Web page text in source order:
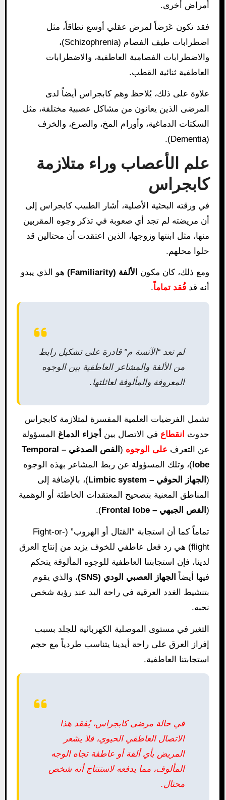
أمراض أخرى.
فقد تكون عَرَضاً لمرض عقلي أوسع نطاقاً، مثل
اضطرابات طيف الفصام (Schizophrenia)،
والاضطرابات الفصامية العاطفية، والاضطرابات
العاطفية ثنائية القطب.
علاوة على ذلك، يُلاحظ وهم كابجراس أيضاً لدى
المرضى الذين يعانون من مشاكل عصبية مختلفة، مثل
السكتات الدماغية، وأورام المخ، والصرع، والخرف
(Dementia).
علم الأعصاب وراء متلازمة
كابجراس
في ورقته البحثية الأصلية، أشار الطبيب كابجراس إلى
أن مريضته لم تجد أي صعوبة في تذكر وجوه المقربين
منها، مثل ابنتها وزوجها، الذين اعتقدت أن محتالين قد
حلوا محلهم.
ومع ذلك، كان مكون الألفة (Familiarity)
هو الذي يبدو
أنه قد فُقد تماماً.
لم تعد “الآنسة م” قادرة على تشكيل رابط
من الألفة والمشاعر العاطفية بين الوجوه
المعروفة والمألوفة لعائلتها.
تشمل الفرضيات العلمية المفسرة لمتلازمة كابجراس
حدوث انقطاع في الاتصال بين أجزاء الدماغ المسؤولة
عن التعرف على الوجوه (
الفص الصدغي – Temporal
lobe)، وتلك المسؤولة عن ربط المشاعر بهذه الوجوه
(الجهاز الحوفي – Limbic system
)، بالإضافة إلى
المناطق المعنية بتصحيح المعتقدات الخاطئة أو الوهمية
(الفص الجبهي – Frontal lobe ).
تماماً كما أن استجابة “القتال أو الهروب” (Fight-or-
flight) هي رد فعل عاطفي للخوف يزيد من إنتاج العرق
لدينا، فإن استجابتنا العاطفية للوجوه المألوفة يتحكم
فيها أيضاً الجهاز العصبي الودي (SNS)
، والذي يقوم
بتنشيط الغدد العرقية في راحة اليد عند رؤية شخص
نحبه.
التغير في مستوى الموصلية الكهربائية للجلد بسبب
إفراز العرق على راحة أيدينا يتناسب طردياً مع حجم
استجابتنا العاطفية.
في حالة مرضى كابجراس، يُفقد هذا
الاتصال العاطفي الحيوي، فلا يشعر
المريض بأي ألفة أو عاطفة تجاه الوجه
المألوف، مما يدفعه لاستنتاج أنه شخص
محتال.